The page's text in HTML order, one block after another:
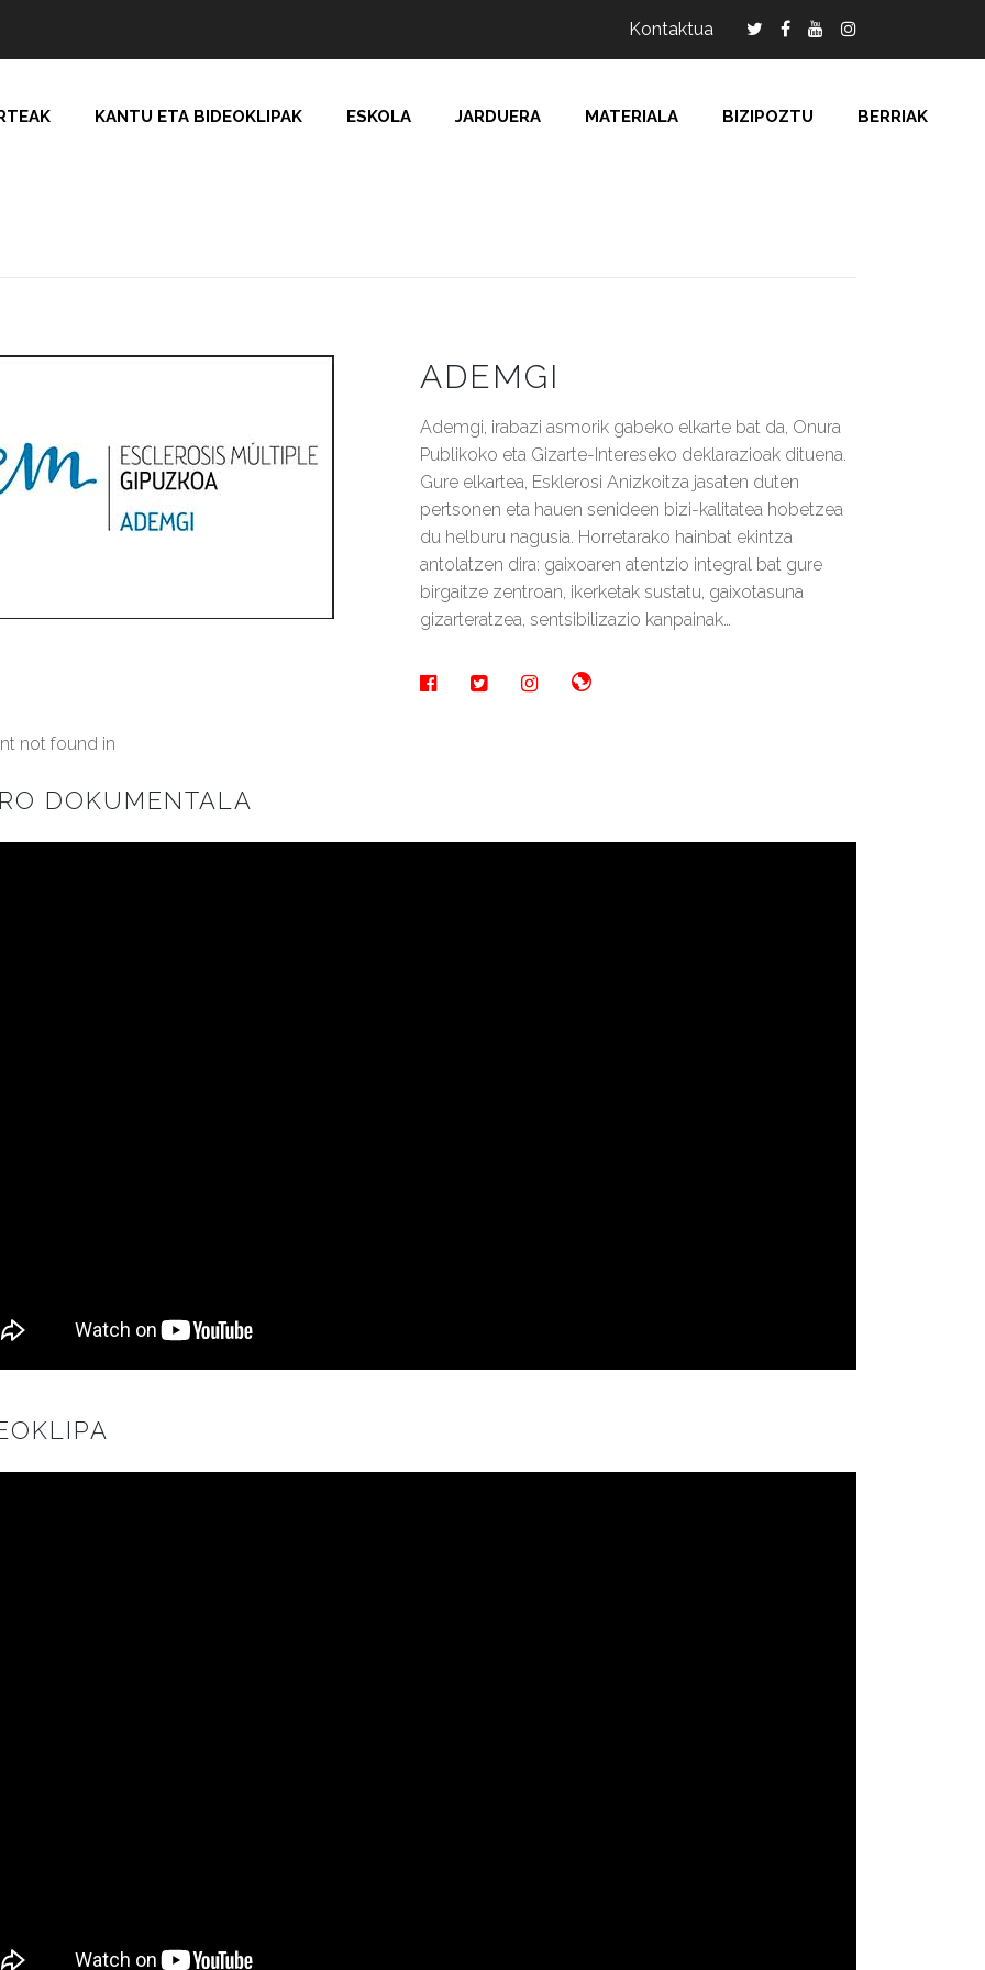
Kontaktua
KANTU ETA BIDEOKLIPAK ESKOLA JARDUERA MATERIALA BIZIPOZTU BERRIAK
ADEMGI
Ademgi, irabazi asmorik gabeko elkarte bat da, Onura
Publikoko eta Gizarte-Intereseko deklarazioak dituena.
Gure elkartea, Esklerosi Anizkoitza jasaten duten
pertsonen eta hauen senideen bizi-kalitatea hobetzea
du helburu nagusia. Horretarako hainbat ekintza
antolatzen dira: gaixoaren atentzio integral bat gure
birgaitze zentroan, ikerketak sustatu, gaixotasuna
gizarteratzea, sentsibilizazio kanpainak…
not found in
DOKUMENTALA